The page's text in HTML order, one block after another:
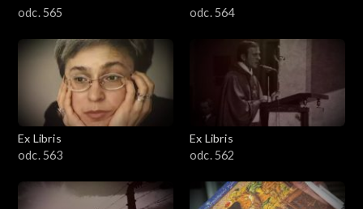
odc. 565
odc. 564
Ex Libris
odc. 563
Ex Libris
odc. 562